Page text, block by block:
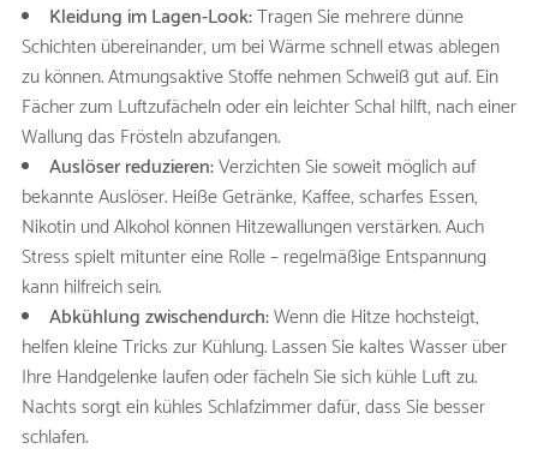
Kleidung im Lagen-Look:Tragen Sie mehrere dünne
Schichten übereinander, um bei Wärme schnell etwas ablegen
zu können. Atmungsaktive Stoffe nehmen Schweiß gut auf. Ein
Fächer zum Luftzufächeln oder ein leichter Schal hilft, nach einer
Wallung das Frösteln abzufangen.
Auslöser reduzieren:Verzichten Sie soweit möglich auf
bekannte Auslöser. Heiße Getränke, Kaffee, scharfes Essen,
Nikotin und Alkohol können Hitzewallungen verstärken. Auch
Stress spielt mitunter eine Rolle – regelmäßige Entspannung
kann hilfreich sein.
Abkühlung zwischendurch:Wenn die Hitze hochsteigt,
helfen kleine Tricks zur Kühlung. Lassen Sie kaltes Wasser über
Ihre Handgelenke laufen oder fächeln Sie sich kühle Luft zu.
Nachts sorgt ein kühles Schlafzimmer dafür, dass Sie besser
schlafen.